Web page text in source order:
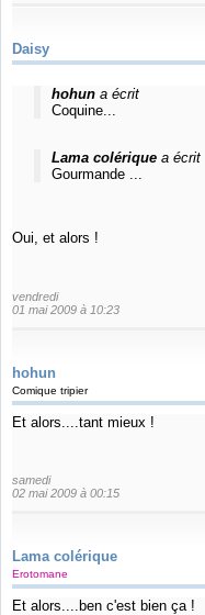
Daisy
hohuna écrit
Coquine...
Lama colériquea écrit
Gourmande ...
Oui, et alors !
vendredi
01 mai 2009 à 10:23
hohun
Comique tripier
Et alors....tant mieux !
samedi
02 mai 2009 à 00:15
Lama colérique
Erotomane
Et alors....ben c'est bien ça !